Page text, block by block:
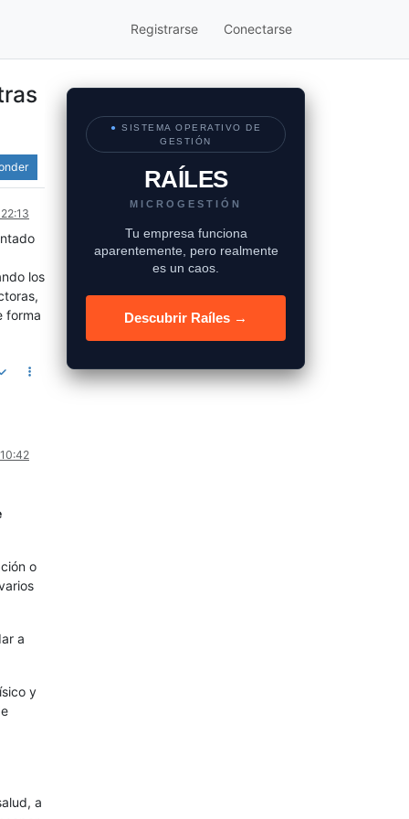
Registrarse Conectarse
los
forma
o
a
y
a
●
SISTEMA OPERATIVO DE
GESTIÓN
RAÍLES
MICROGESTIÓN
Tu empresa funciona
aparentemente, pero realmente
es un caos.
Descubrir Raíles →